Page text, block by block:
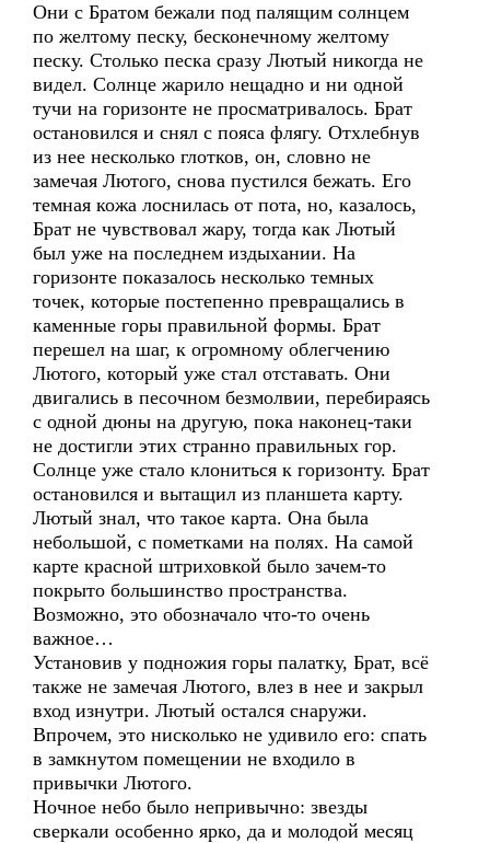
Они с Братом бежали под палящим солнцем
по желтому песку, бесконечному желтому
песку. Столько песка сразу Лютый никогда не
видел. Солнце жарило нещадно и ни одной
тучи на горизонте не просматривалось. Брат
остановился и снял с пояса флягу. Отхлебнув
из нее несколько глотков, он, словно не
замечая Лютого, снова пустился бежать. Его
темная кожа лоснилась от пота, но, казалось,
Брат не чувствовал жару, тогда как Лютый
был уже на последнем издыхании. На
горизонте показалось несколько темных
точек, которые постепенно превращались в
каменные горы правильной формы. Брат
перешел на шаг, к огромному облегчению
Лютого, который уже стал отставать. Они
двигались в песочном безмолвии, перебираясь
с одной дюны на другую, пока наконец-таки
не достигли этих странно правильных гор.
Солнце уже стало клониться к горизонту. Брат
остановился и вытащил из планшета карту.
Лютый знал, что такое карта. Она была
небольшой, с пометками на полях. На самой
карте красной штриховкой было зачем-то
покрыто большинство пространства.
Возможно, это обозначало что-то очень
важное…
Установив у подножия горы палатку, Брат, всё
также не замечая Лютого, влез в нее и закрыл
вход изнутри. Лютый остался снаружи.
Впрочем, это нисколько не удивило его: спать
в замкнутом помещении не входило в
привычки Лютого.
Ночное небо было непривычно: звезды
сверкали особенно ярко, да и молодой месяц